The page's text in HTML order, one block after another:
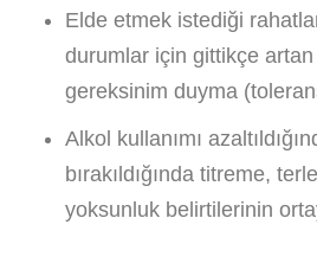
Elde etmek istediği
durumlar için gittikçe
gereksinim duyma
Alkol kullanımı
bırakıldığında titreme,
yoksunluk belirtilerinin